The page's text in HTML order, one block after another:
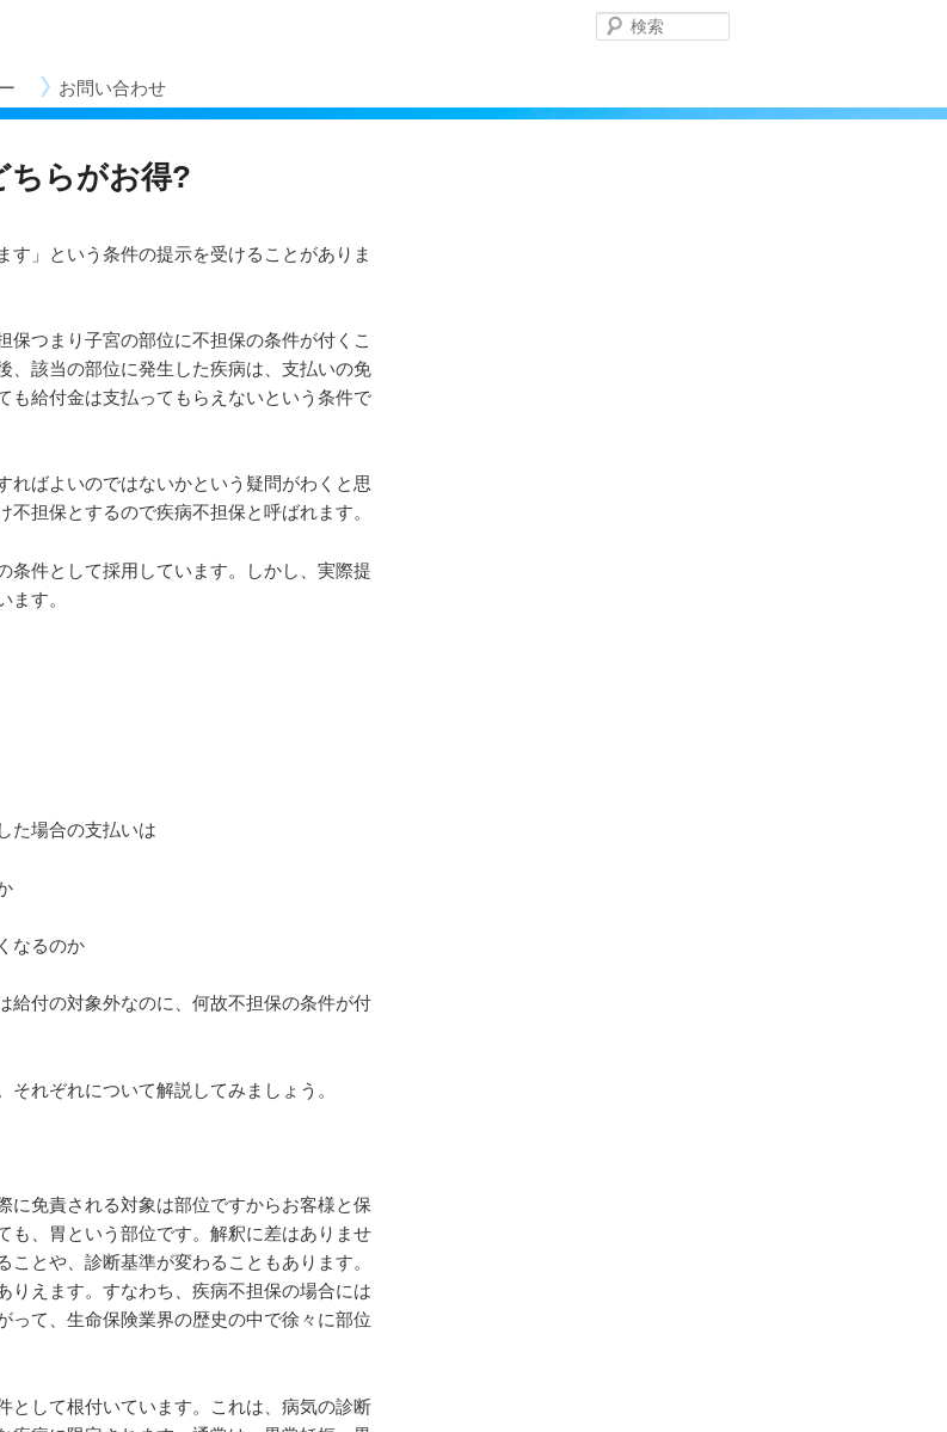
お問い合わせ
ちらがお得?
」という条件の提示を受けることがありま
つまり子宮の部位に不担保の条件が付くこ
、該当の部位に発生した疾病は、支払いの免
も給付金は支払ってもらえないという条件で
ればよいのではないかという疑問がわくと思
担保とするので疾病不担保と呼ばれます。
条件として採用しています。しかし、実際提
ます。
た場合の支払いは
なるのか
給付の対象外なのに、何故不担保の条件が付
れぞれについて解説してみましょう。
に免責される対象は部位ですからお客様と保
も、胃という部位です。解釈に差はありませ
とや、診断基準が変わることもあります。
りえます。すなわち、疾病不担保の場合には
って、生命保険業界の歴史の中で徐々に部位
として根付いています。これは、病気の診断